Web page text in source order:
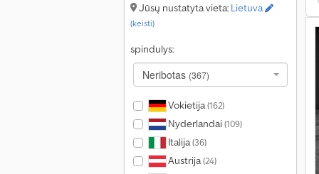
Jūsų nustatyta vieta: Lietuva
(keisti)
spindulys:
Neribotas (367)
Vokietija(162)
Nyderlandai(109)
Italija(36)
Austrija(24)